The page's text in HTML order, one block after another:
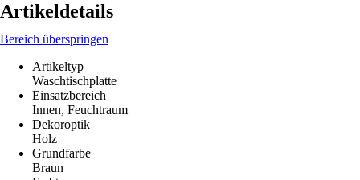
Artikeldetails
Bereich überspringen
Artikeltyp
Waschtischplatte
Einsatzbereich
Innen, Feuchtraum
Dekoroptik
Holz
Grundfarbe
Braun